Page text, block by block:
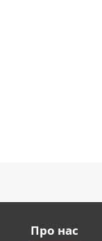
Про нас